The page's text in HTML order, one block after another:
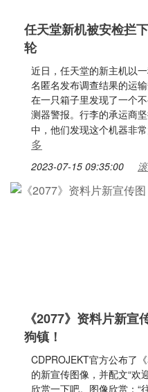
任天堂新机被安检拦
轮
近日，任天堂的新主机以
名匿名发布调查结果的运
在一只箱子里发现了一个
测器警报。行李的承运商
中，他们发现这个机器非
多
2023-07-15 09:35:00
《2077》资料片新
狗镇！
CDPROJEKT官方公布了
的新宣传图像，并配文“欢
欣赏一下吧。图像欣赏：“